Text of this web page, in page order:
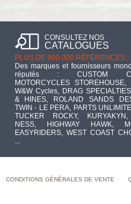
CONSULTEZ NOS
CATALOGUES
PLUS DE 900 000 RÉFÉRENCES :
Des marques et fournisseurs
réputés : CUSTOM
MOTORCYCLES STOREHOUSE,
W&W Cycles, DRAG
& HINES, ROLAND SANDS
TWIN - LE PERA, PARTS
TUCKER ROCKY,
NESS, HIGHWAY HAWK,
EASYRIDERS, WEST COAST
...
CONDITIONS GÉNÉRALES DE VENTE